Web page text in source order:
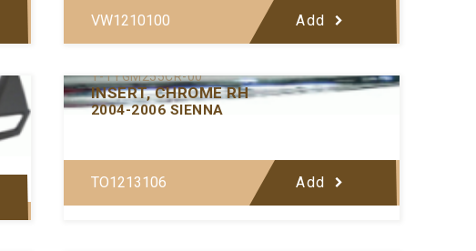
VW1210100 Add
Y-TYGM255CR-00
INSERT, CHROME RH
2004-2006 SIENNA
TO1213106 Add